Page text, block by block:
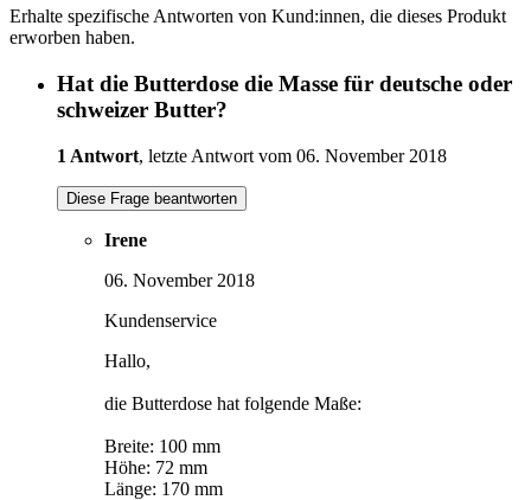
Erhalte spezifische Antworten von Kund:innen, die dieses Produkt
erworben haben.
Hat die Butterdose die Masse für deutsche oder
schweizer Butter?
1 Antwort, letzte Antwort vom 06. November 2018
Diese Frage beantworten
Irene
06. November 2018
Kundenservice
Hallo,
die Butterdose hat folgende Maße:
Breite: 100 mm
Höhe: 72 mm
Länge: 170 mm